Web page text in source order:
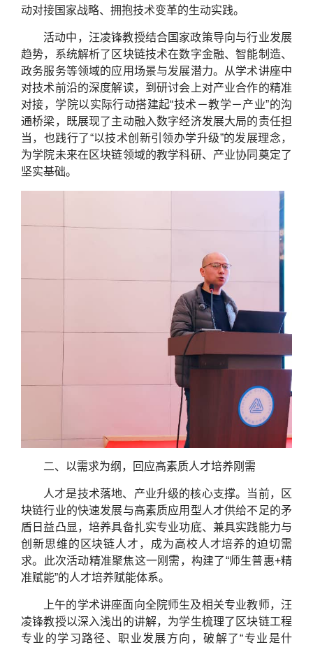
动对接国家战略、拥抱技术变革的生动实践。
活动中，汪凌锋教授结合国家政策导向与行业发展
趋势，系统解析了区块链技术在数字金融、智能制造、
政务服务等领域的应用场景与发展潜力。从学术讲座中
对技术前沿的深度解读，到研讨会上对产业合作的精准
对接，学院以实际行动搭建起“技术－教学－产业”的沟
通桥梁，既展现了主动融入数字经济发展大局的责任担
当，也践行了“以技术创新引领办学升级”的发展理念，
为学院未来在区块链领域的教学科研、产业协同奠定了
坚实基础。
二、以需求为纲，回应高素质人才培养刚需
人才是技术落地、产业升级的核心支撑。当前，区
块链行业的快速发展与高素质应用型人才供给不足的矛
盾日益凸显，培养具备扎实专业功底、兼具实践能力与
创新思维的区块链人才，成为高校人才培养的迫切需
求。此次活动精准聚焦这一刚需，构建了“师生普惠+精
准赋能”的人才培养赋能体系。
上午的学术讲座面向全院师生及相关专业教师，汪
凌锋教授以深入浅出的讲解，为学生梳理了区块链工程
专业的学习路径、职业发展方向，破解了“专业是什